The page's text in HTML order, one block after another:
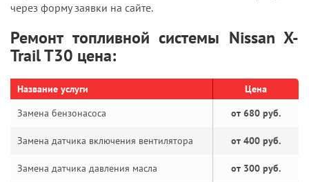
через форму заявки на сайте.
Ремонт топливной системы Nissan X-
Trail T30 цена:
Название услуги
Цена
Замена бензонасоса
от 680 руб.
Замена датчика включения вентилятора от 400 руб.
Замена датчика давления масла от 300 руб.